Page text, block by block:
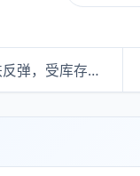
（伦敦金属）LME铜价止跌反弹，受库存下降支撑，市场聚焦中东局势与美国铜关税